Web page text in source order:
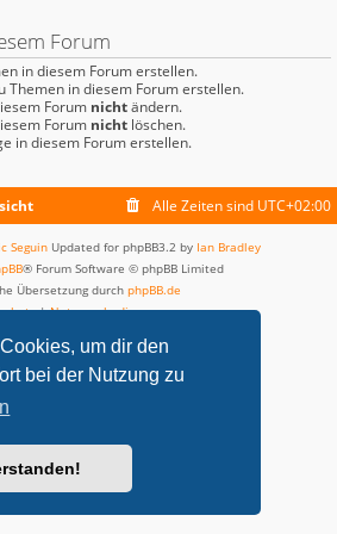
um dir den
bei der Nutzung zu
Forum
in diesem Forum erstellen.
Themen in diesem Forum erstellen.
Forum nichtändern.
Forum nicht löschen.
in diesem Forum erstellen.
Alle Zeiten sind UTC+02:00
Seguin Updated for phpBB3.2 by Ian Bradley
® Forum Software © phpBB Limited
Übersetzung durch phpBB.de
|Nutzungsbedingungen